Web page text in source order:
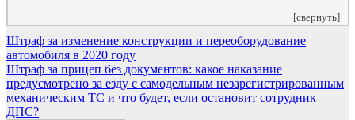
[свернуть]
Навигация
по
записям
Штраф за изменение конструкции и переоборудование
автомобиля в 2020 году
Штраф за прицеп без документов: какое наказание
предусмотрено за езду с самодельным незарегистрированным
механическим ТС и что будет, если остановит сотрудник
ДПС?